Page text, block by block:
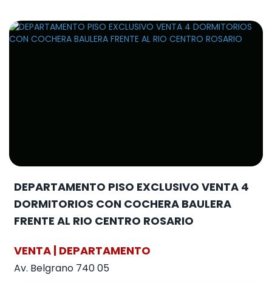
DEPARTAMENTO PISO EXCLUSIVO VENTA 4
DORMITORIOS CON COCHERA BAULERA
FRENTE AL RIO CENTRO ROSARIO
VENTA | DEPARTAMENTO
Av. Belgrano 740 05